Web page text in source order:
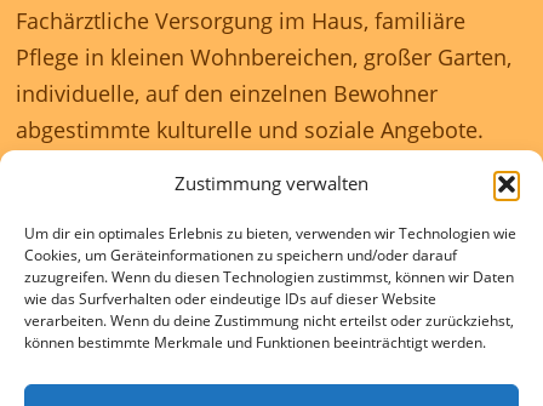
Zustimmung verwalten
Um dir ein optimales Erlebnis zu bieten, verwenden wir Technologien wie
Cookies, um Geräteinformationen zu speichern und/oder darauf
zuzugreifen. Wenn du diesen Technologien zustimmst, können wir Daten
wie das Surfverhalten oder eindeutige IDs auf dieser Website
verarbeiten. Wenn du deine Zustimmung nicht erteilst oder zurückziehst,
können bestimmte Merkmale und Funktionen beeinträchtigt werden.
Fachärztliche Versorgung im Haus, familiäre
Pflege in kleinen Wohnbereichen, großer Garten,
individuelle, auf den einzelnen Bewohner
abgestimmte kulturelle und soziale Angebote.
Unser Haus ist rollstuhlgerecht und wir
gewährleisten eine 24 Stunden rundum
Betreuung.
Kontakte und Beratung individuell und kostenlos.